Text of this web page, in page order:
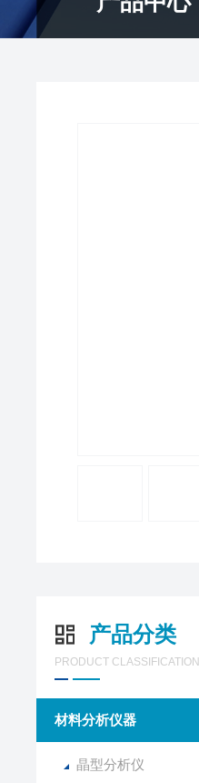
产品分类
PRODUCT CLASSIFICATION
材料分析仪器
晶型分析仪